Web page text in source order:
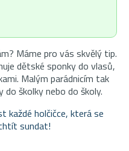
Máme pro vás skvělý tip.
dětské sponky do vlasů,
Malým parádnicím tak
školky nebo do školy.
každé holčičce, která se
sundat!